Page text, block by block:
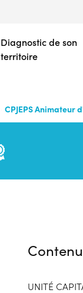
contenu
principal
Diagnostic de son
territoire
CPJEPS Animateur
UNITÉ